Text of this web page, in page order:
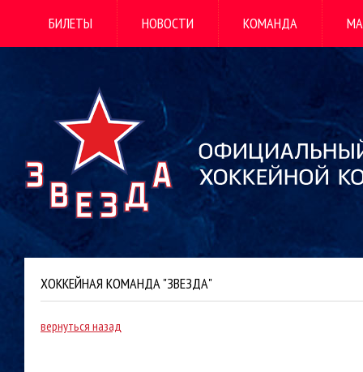
БИЛЕТЫ НОВОСТИ КОМАНДА
ХОККЕЙНАЯ КОМАНДА "ЗВЕЗДА"
вернуться назад